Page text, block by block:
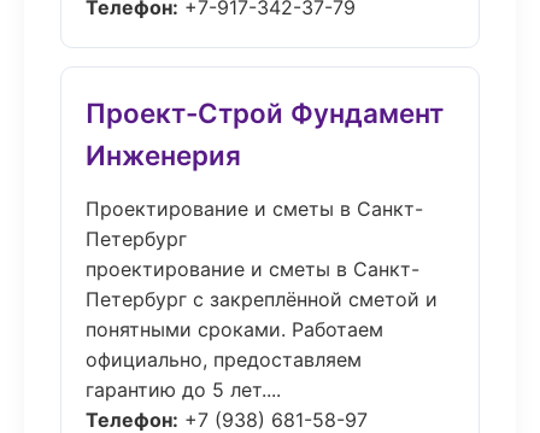
Телефон: +7-917-342-37-79
Проект-Строй Фундамент
Инженерия
Проектирование и сметы в Санкт-
Петербург
проектирование и сметы в Санкт-
Петербург с закреплённой сметой и
понятными сроками. Работаем
официально, предоставляем
гарантию до 5 лет....
Телефон: +7 (938) 681-58-97